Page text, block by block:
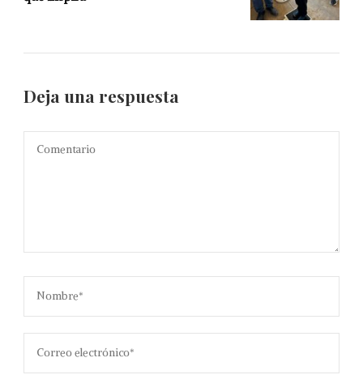
Deja una respuesta